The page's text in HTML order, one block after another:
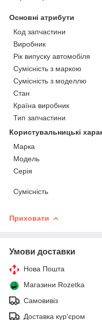
Основні атрибути
Код запчастини
Виробник
Рік випуску автомобіля
Сумісність з маркою
Сумісність з моделлю
Стан
Країна виробник
Тип запчастини
Користувальницькі
Марка
Мoдель
Серія
Сумісність
Приховати
Умови доставки
Нова Пошта
Магазини Rozetka
Самовивіз
Доставка кур'єром